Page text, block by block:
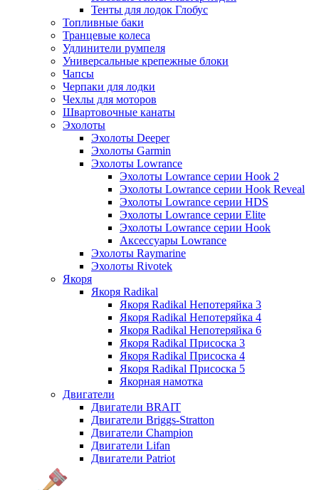
Тенты для лодок Глобус
Топливные баки
Транцевые колеса
Удлинители румпеля
Универсальные крепежные блоки
Чапсы
Черпаки для лодки
Чехлы для моторов
Швартовочные канаты
Эхолоты
Эхолоты Deeper
Эхолоты Garmin
Эхолоты Lowrance
Эхолоты Lowrance серии Hook 2
Эхолоты Lowrance серии Hook Reveal
Эхолоты Lowrance серии HDS
Эхолоты Lowrance серии Elite
Эхолоты Lowrance серии Hook
Аксессуары Lowrance
Эхолоты Raymarine
Эхолоты Rivotek
Якоря
Якоря Radikal
Якоря Radikal Непотеряйка 3
Якоря Radikal Непотеряйка 4
Якоря Radikal Непотеряйка 6
Якоря Radikal Присоска 3
Якоря Radikal Присоска 4
Якоря Radikal Присоска 5
Якорная намотка
Двигатели
Двигатели BRAIT
Двигатели Briggs-Stratton
Двигатели Champion
Двигатели Lifan
Двигатели Patriot